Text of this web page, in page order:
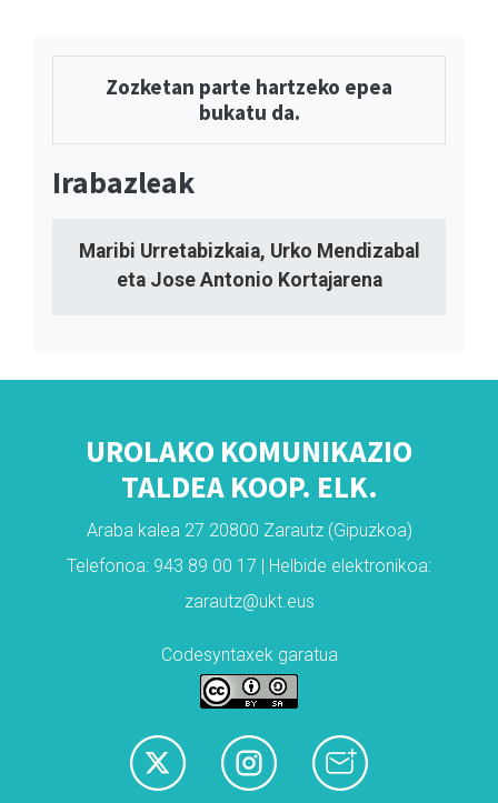
Zozketan parte hartzeko epea
bukatu da.
Irabazleak
Maribi Urretabizkaia, Urko Mendizabal
eta Jose Antonio Kortajarena
UROLAKO KOMUNIKAZIO
TALDEA KOOP. ELK.
Araba kalea 27 20800 Zarautz (Gipuzkoa)
Telefonoa: 943 89 00 17 | Helbide elektronikoa:
zarautz@ukt.eus
Codesyntaxek garatua